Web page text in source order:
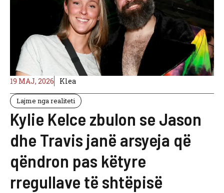
19 MAJ, 2026 Klea
Lajme nga realiteti
Kylie Kelce zbulon se Jason
dhe Travis janë arsyeja që
qëndron pas këtyre
rregullave të shtëpisë